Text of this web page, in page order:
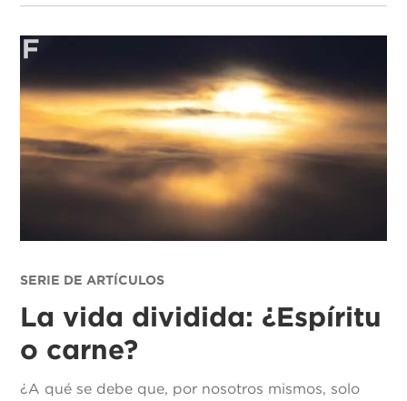
SERIE DE ARTÍCULOS
La vida dividida: ¿Espíritu
o carne?
¿A qué se debe que, por nosotros mismos, solo